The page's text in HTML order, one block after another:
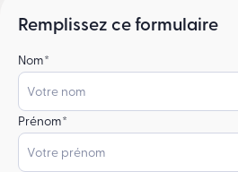
Remplissez ce formulaire
Nom*
Prénom*